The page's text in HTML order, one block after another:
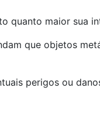
quanto maior sua
que objetos
perigos ou